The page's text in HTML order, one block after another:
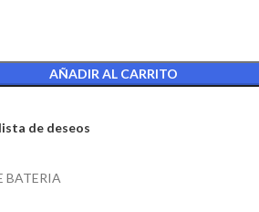
AÑADIR AL CARRITO
de deseos
BATERIA